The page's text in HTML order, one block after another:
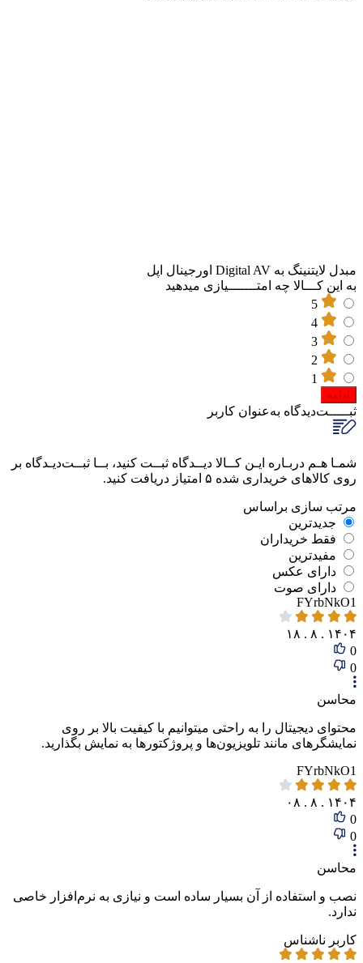
مبدل لایتنینگ به Digital AV اورجینال اپل
به این کـــالا چه امتـــــــیازی میدهید
ادامه
ثبـــــت‌دیدگاه به‌عنوان کاربر
شمـا هـم دربـاره ایـن کــالا دیــدگاه ثبــت کنید، بــا ثبــت‌دیـدگاه بر
روی کالاهای خریداری شده ۵ امتیاز دریافت کنید.
مرتب‌ سازی‌ بر‌اساس
جدیدترین
فقط‌ خریداران‌
مفیدترین
دارای‌ عکس
دارای‌ صوت
FYrbNkO1
۱۴۰۴ . ۸ . ۱۸
0
0
محاسن
محتوای دیجیتال را به راحتی میتوانیم با کیفیت بالا بر روی
نمایشگرهای مانند تلویزیون‌ها و پروژکتورها به نمایش بگذارید.
FYrbNkO1
۱۴۰۴ . ۸ . ۰۸
0
0
محاسن
نصب و استفاده از آن بسیار ساده است و نیازی به نرم‌افزار خاصی
ندارد.
کاربر ناشناس